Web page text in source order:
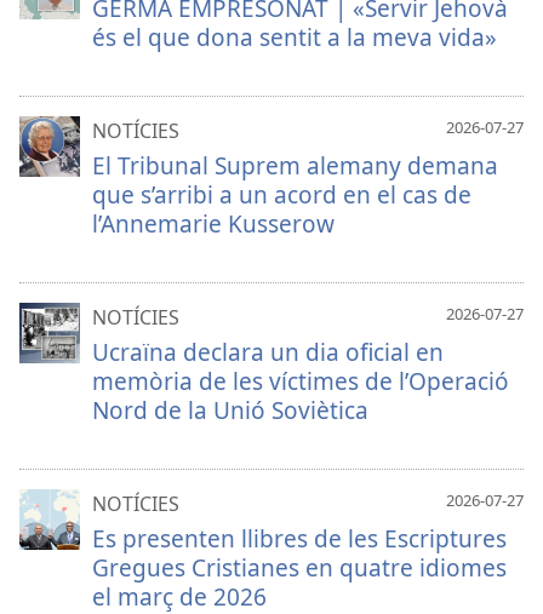
GERMÀ EMPRESONAT | «Servir Jehovà
és el que dona sentit a la meva vida»
2026-07-27
NOTÍCIES
El Tribunal Suprem alemany demana
que s’arribi a un acord en el cas de
l’Annemarie Kusserow
2026-07-27
NOTÍCIES
Ucraïna declara un dia oficial en
memòria de les víctimes de l’Operació
Nord de la Unió Soviètica
2026-07-27
NOTÍCIES
Es presenten llibres de les Escriptures
Gregues Cristianes en quatre idiomes
el març de 2026